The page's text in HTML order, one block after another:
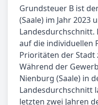
Grundsteuer B ist
(Saale) im Jahr 2023
auf die individuellen
Prioritäten der
Während der
Nienburg (Saale) in
Landesdurchschnitt
letzten zwei Jahren